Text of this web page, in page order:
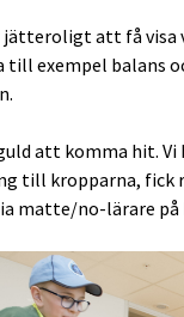
jätteroligt att få visa
till exempel balans
att komma hit.
till kropparna, fick
matte/no-lärare